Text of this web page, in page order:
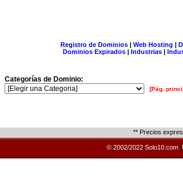
Registro de Dominios| Web Hosting |
Dominios Expirados | Industrias |
Categorías de Dominio:
[Pág.
** Precios
© 2002/2022 Solo10.com